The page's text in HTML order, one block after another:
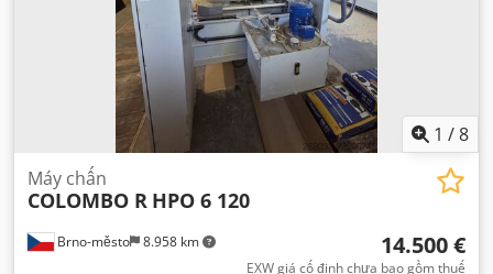
1 /8
Brno-město 8.958 km
Máy chấn
COLOMBO R HPO 6 120
14.500 €
EXW giá cố định chưa bao gồm thuế